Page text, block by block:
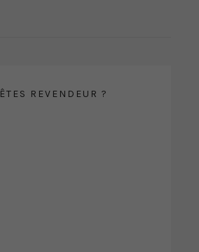
REVENDEUR ?